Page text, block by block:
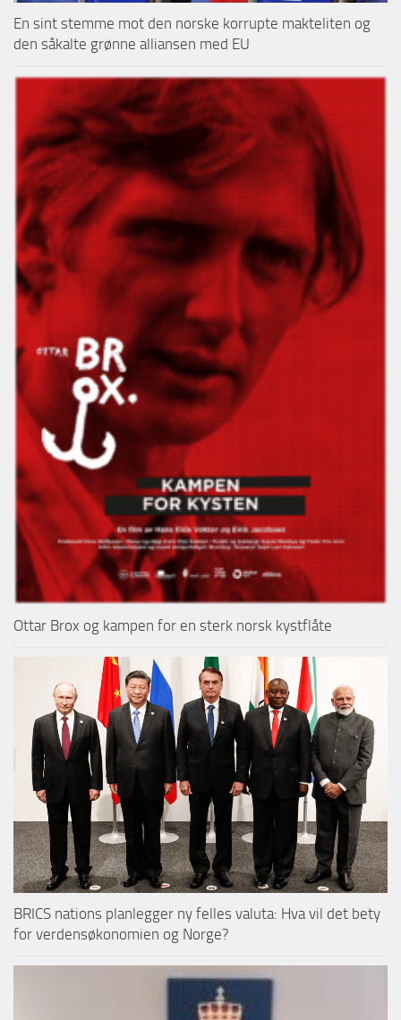
En sint stemme mot den norske korrupte makteliten og
den såkalte grønne alliansen med EU
Ottar Brox og kampen for en sterk norsk kystflåte
BRICS nations planlegger ny felles valuta: Hva vil det bety
for verdensøkonomien og Norge?